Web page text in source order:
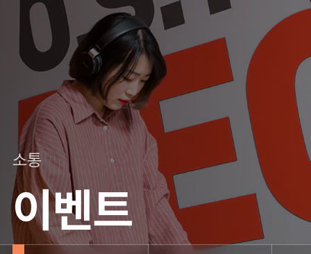
소통
이벤트